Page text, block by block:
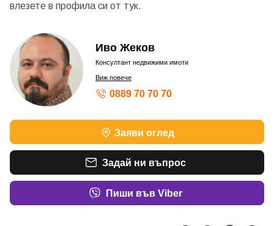
влезете в профила си от тук.
Иво Жеков
Консултант недвижими имоти
Виж повече
0889 70 70 70
Заяви оглед
Задай ни въпрос
Пиши във Viber